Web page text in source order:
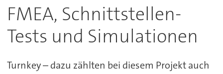
FMEA, Schnittstellen-
Tests und Simulationen
Turnkey – dazu zählten bei diesem Projekt auch